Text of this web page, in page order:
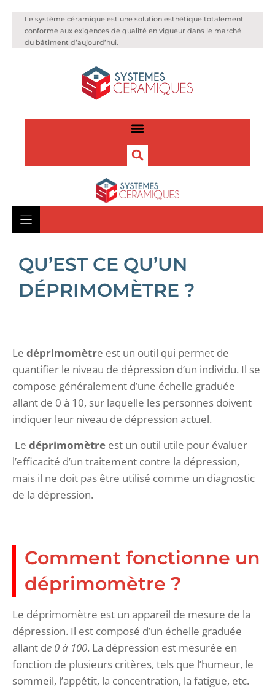
Le système céramique est une solution esthétique totalement
conforme aux exigences de qualité en vigueur dans le marché
du bâtiment d’aujourd’hui.
QU’EST CE QU’UN
DÉPRIMOMÈTRE ?
Le déprimomètre est un outil qui permet de
quantifier le niveau de dépression d’un individu. Il se
compose généralement d’une échelle graduée
allant de 0 à 10, sur laquelle les personnes doivent
indiquer leur niveau de dépression actuel.
Le déprimomètre est un outil utile pour évaluer
l’efficacité d’un traitement contre la dépression,
mais il ne doit pas être utilisé comme un diagnostic
de la dépression.
Comment fonctionne un
déprimomètre ?
Le déprimomètre est un appareil de mesure de la
dépression. Il est composé d’un échelle graduée
allant de 0 à 100. La dépression est mesurée en
fonction de plusieurs critères, tels que l’humeur, le
sommeil, l’appétit, la concentration, la fatigue, etc.